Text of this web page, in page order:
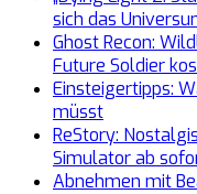
sich das
Ghost Recon:
Future Soldier
Einsteigertipps:
müsst
ReStory:
Simulator ab
Abnehmen mit